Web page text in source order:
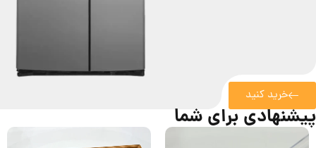
خرید کنید
پیشنهادی برای شما